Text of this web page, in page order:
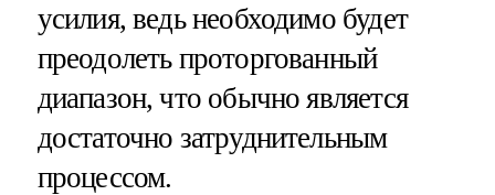
усилия, ведь необходимо будет
преодолеть проторгованный
диапазон, что обычно является
достаточно затруднительным
процессом.